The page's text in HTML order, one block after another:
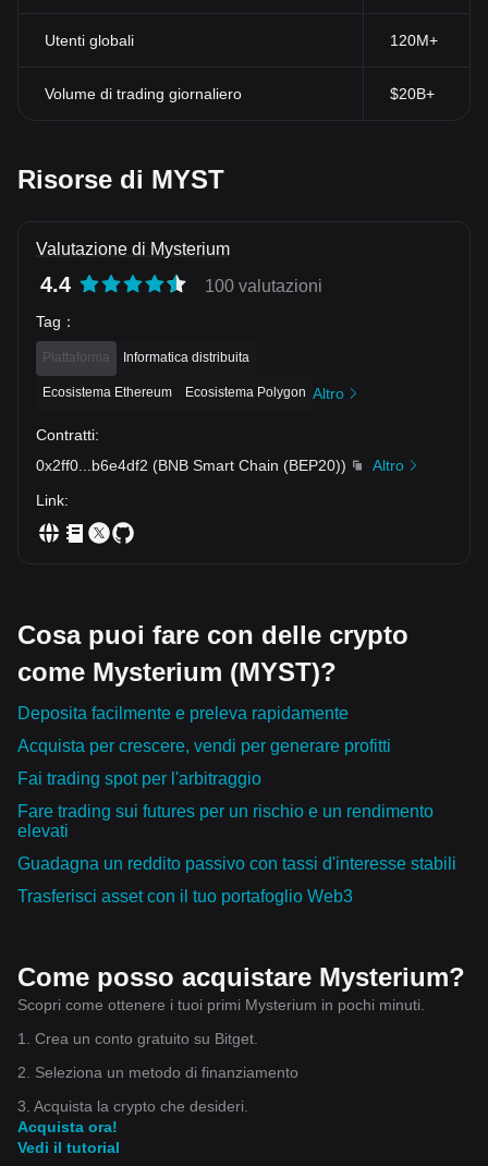
Utenti globali 120M+
Volume di trading giornaliero $20B+
Risorse di MYST
Valutazione di Mysterium
4.4 100 valutazioni
Tag ：
Piattaforma Informatica distribuita
Ecosistema Ethereum Ecosistema Polygon Altro
Contratti:
0x2ff0
b6e4df2 (BNB Smart Chain (BEP20))
Altro
Link:
Cosa puoi fare con delle crypto
come Mysterium (MYST)?
Deposita facilmente e preleva rapidamente
Acquista per crescere, vendi per generare profitti
Fai trading spot per l'arbitraggio
Fare trading sui futures per un rischio e un rendimento
elevati
Guadagna un reddito passivo con tassi d'interesse stabili
Trasferisci asset con il tuo portafoglio Web3
Come posso acquistare Mysterium?
Scopri come ottenere i tuoi primi Mysterium in pochi minuti.
1. Crea un conto gratuito su Bitget.
2. Seleziona un metodo di finanziamento
3. Acquista la crypto che desideri.
Acquista ora!
Vedi il tutorial